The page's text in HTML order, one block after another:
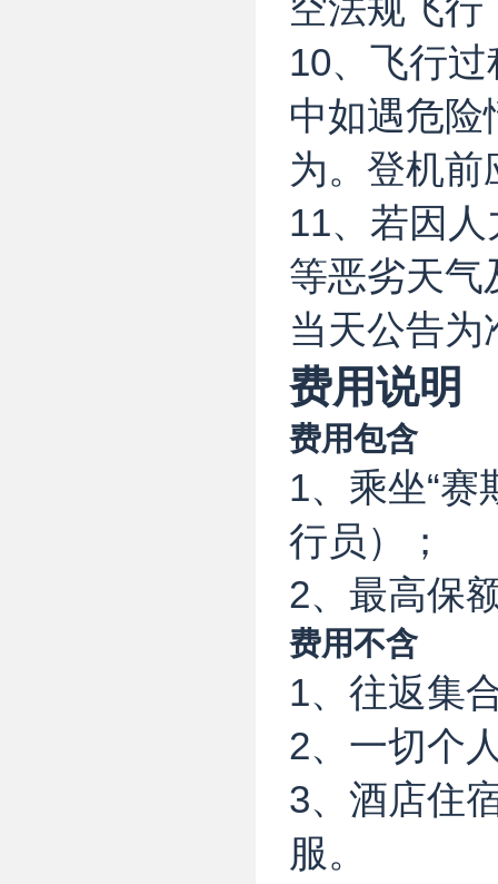
空法规飞行
10、飞行
中如遇危险
为。登机
11、若因
等恶劣天气
当天公告为
费用说明
费用包含
1、乘坐“
行员）；
2、最高保
费用不含
1、往返集
2、一切个
3、酒店住
服。